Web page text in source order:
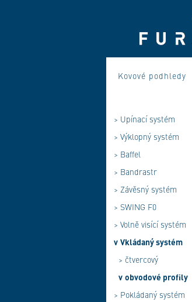
Kovové podhledy
> Upínací systém
> Výklopný systém
> Baffel
> Bandrastr
> Závěsný systém
> SWING F0
> Volně visící systém
v Vkládaný systém
> čtvercový
v obvodové profily
> Pokládaný systém